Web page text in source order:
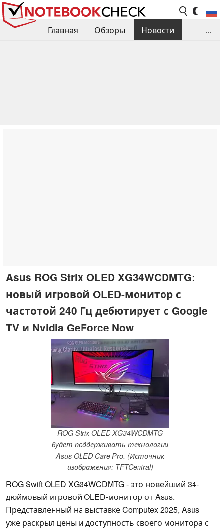
Главная Обзоры
Новости
...
Asus ROG Strix OLED XG34WCDMTG:
новый игровой OLED-монитор с
частотой 240 Гц дебютирует с Google
TV и Nvidia GeForce Now
ROG Strix OLED XG34WCDMTG
будет поддерживать технологии
Asus OLED Care Pro. (Источник
изображения: TFTCentral)
ROG Swift OLED XG34WCDMTG - это новейший 34-
дюймовый игровой OLED-монитор от Asus.
Представленный на выставке Computex 2025, Asus
уже раскрыл цены и доступность своего монитора с